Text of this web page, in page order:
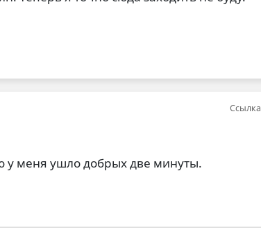
Ссылка
у меня ушло добрых две минуты.